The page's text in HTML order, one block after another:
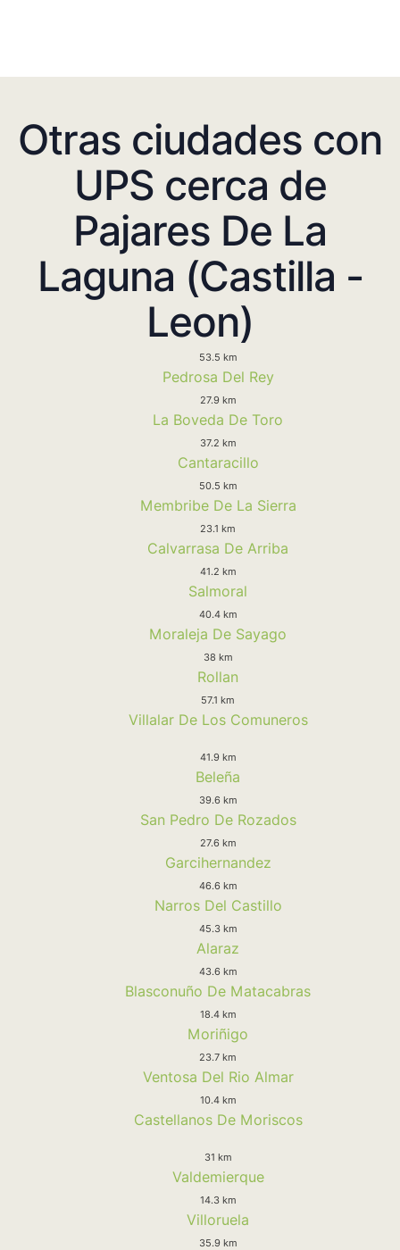
Otras ciudades con
UPS cerca de
Pajares De La
Laguna (Castilla -
Leon)
53.5 km
Pedrosa Del Rey
27.9 km
La Boveda De Toro
37.2 km
Cantaracillo
50.5 km
Membribe De La Sierra
23.1 km
Calvarrasa De Arriba
41.2 km
Salmoral
40.4 km
Moraleja De Sayago
38 km
Rollan
57.1 km
Villalar De Los Comuneros
41.9 km
Beleña
39.6 km
San Pedro De Rozados
27.6 km
Garcihernandez
46.6 km
Narros Del Castillo
45.3 km
Alaraz
43.6 km
Blasconuño De Matacabras
18.4 km
Moriñigo
23.7 km
Ventosa Del Rio Almar
10.4 km
Castellanos De Moriscos
31 km
Valdemierque
14.3 km
Villoruela
35.9 km